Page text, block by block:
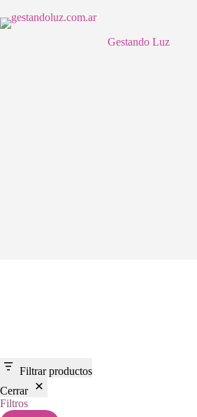
al
contenido
Gestando Luz
Filtrar productos
Cerrar
Filtros